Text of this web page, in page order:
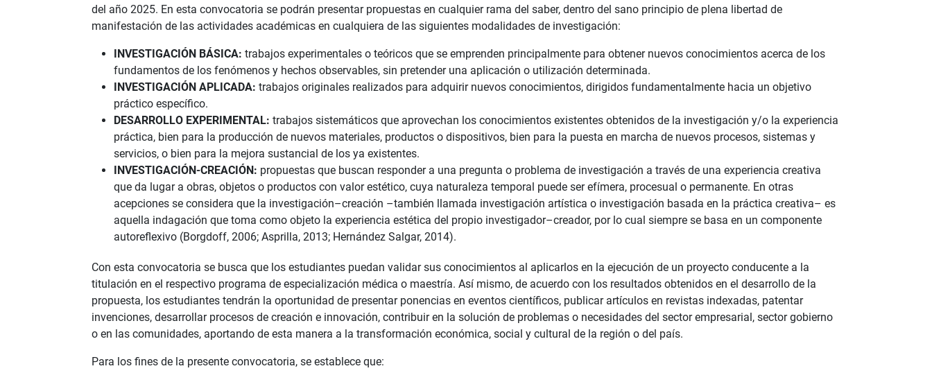
del año 2025. En esta convocatoria se podrán presentar propuestas en cualquier rama del saber, dentro del sano principio de plena libertad de
manifestación de las actividades académicas en cualquiera de las siguientes modalidades de investigación:
INVESTIGACIÓN BÁSICA: trabajos experimentales o teóricos que se emprenden principalmente para obtener nuevos conocimientos acerca de los
fundamentos de los fenómenos y hechos observables, sin pretender una aplicación o utilización determinada.
INVESTIGACIÓN APLICADA: trabajos originales realizados para adquirir nuevos conocimientos, dirigidos fundamentalmente hacia un objetivo
práctico específico.
DESARROLLO EXPERIMENTAL: trabajos sistemáticos que aprovechan los conocimientos existentes obtenidos de la investigación y/o la experiencia
práctica, bien para la producción de nuevos materiales, productos o dispositivos, bien para la puesta en marcha de nuevos procesos, sistemas y
servicios, o bien para la mejora sustancial de los ya existentes.
INVESTIGACIÓN-CREACIÓN: propuestas que buscan responder a una pregunta o problema de investigación a través de una experiencia creativa
que da lugar a obras, objetos o productos con valor estético, cuya naturaleza temporal puede ser efímera, procesual o permanente. En otras
acepciones se considera que la investigación–creación –también llamada investigación artística o investigación basada en la práctica creativa– es
aquella indagación que toma como objeto la experiencia estética del propio investigador–creador, por lo cual siempre se basa en un componente
autoreflexivo (Borgdoff, 2006; Asprilla, 2013; Hernández Salgar, 2014).
Con esta convocatoria se busca que los estudiantes puedan validar sus conocimientos al aplicarlos en la ejecución de un proyecto conducente a la
titulación en el respectivo programa de especialización médica o maestría. Así mismo, de acuerdo con los resultados obtenidos en el desarrollo de la
propuesta, los estudiantes tendrán la oportunidad de presentar ponencias en eventos científicos, publicar artículos en revistas indexadas, patentar
invenciones, desarrollar procesos de creación e innovación, contribuir en la solución de problemas o necesidades del sector empresarial, sector gobierno
o en las comunidades, aportando de esta manera a la transformación económica, social y cultural de la región o del país.
Para los fines de la presente convocatoria, se establece que: